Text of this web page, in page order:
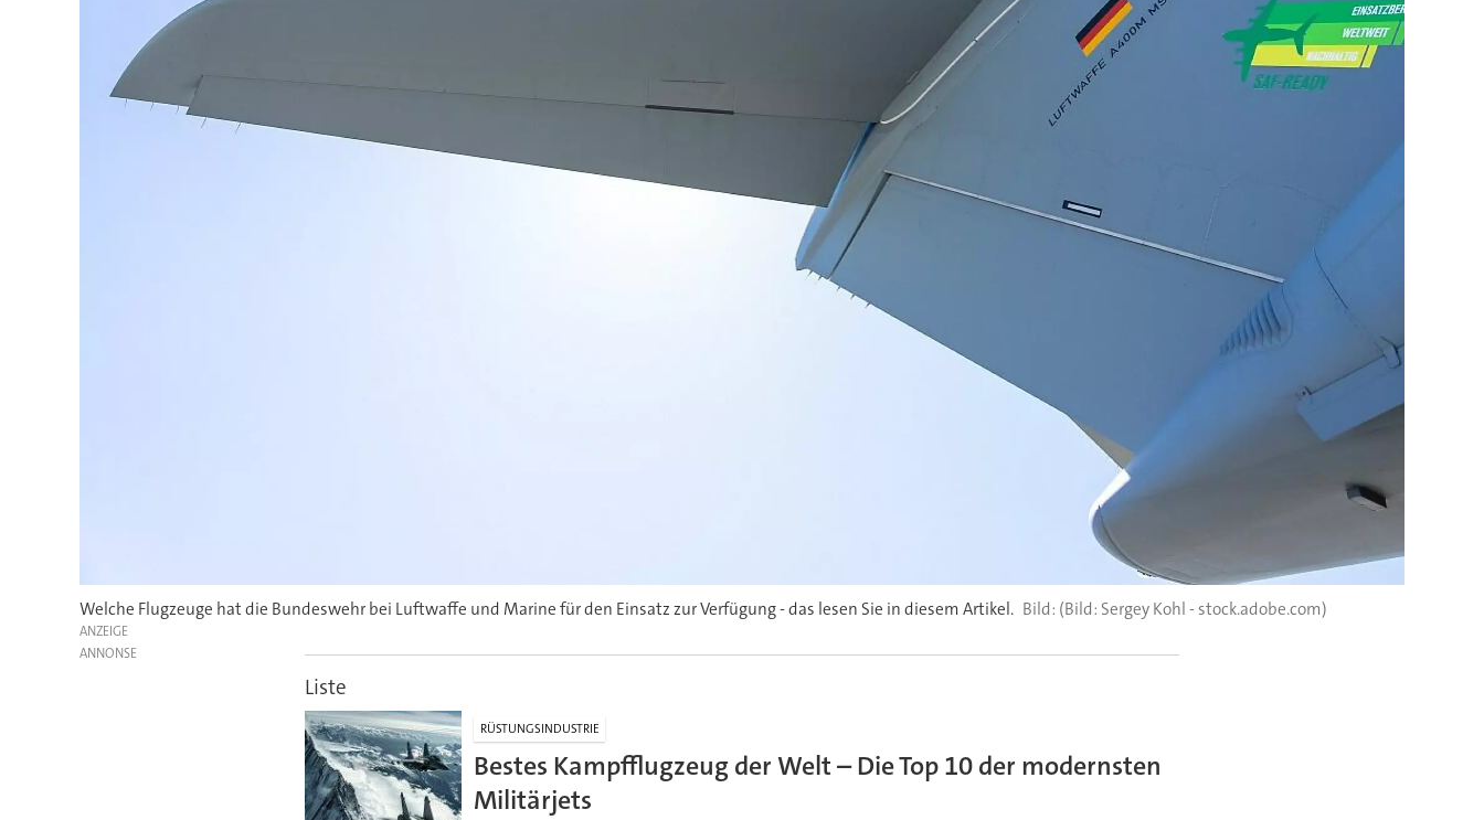
Welche Flugzeuge hat die Bundeswehr bei Luftwaffe und Marine für den Einsatz zur Verfügung - das lesen Sie in diesem Artikel. (Bild: Sergey Kohl - stock.adobe.com)
ANZEIGE
Liste
RÜSTUNGSINDUSTRIE
Bestes Kampfflugzeug der Welt – Die Top 10 der modernsten
Militärjets